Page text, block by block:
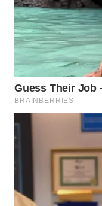
WAHANANEWS
CO ID
WAHANANEWS
NET
WAHANA
WAHANA
WAHANA